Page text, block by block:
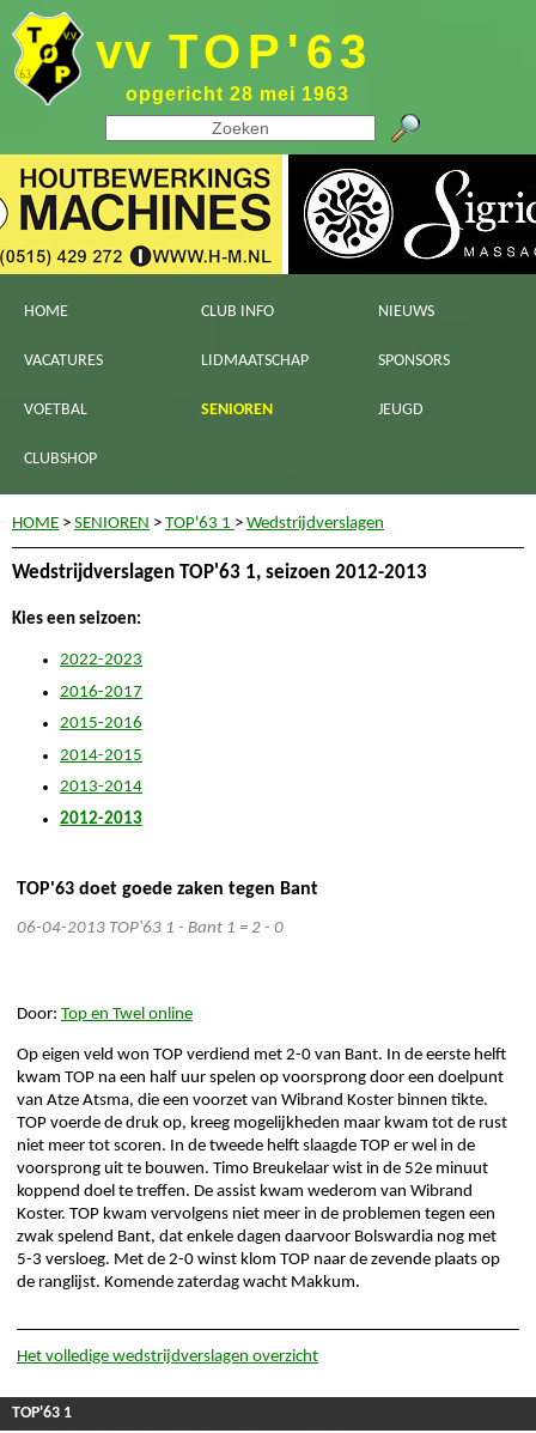
vv TOP'63
opgericht 28 mei 1963
HOME CLUB INFO NIEUWS
VACATURES LIDMAATSCHAP SPONSORS
VOETBAL SENIOREN JEUGD
CLUBSHOP
HOME > SENIOREN > TOP'63 1 > Wedstrijdverslagen
Wedstrijdverslagen TOP'63 1, seizoen 2012-2013
Kies een seizoen:
2022-2023
2016-2017
2015-2016
2014-2015
2013-2014
2012-2013
TOP'63 doet goede zaken tegen Bant
06-04-2013 TOP'63 1 - Bant 1 = 2 - 0
Door: Top en Twel online
Op eigen veld won TOP verdiend met 2-0 van Bant. In de eerste helft
kwam TOP na een half uur spelen op voorsprong door een doelpunt
van Atze Atsma, die een voorzet van Wibrand Koster binnen tikte.
TOP voerde de druk op, kreeg mogelijkheden maar kwam tot de rust
niet meer tot scoren. In de tweede helft slaagde TOP er wel in de
voorsprong uit te bouwen. Timo Breukelaar wist in de 52e minuut
koppend doel te treffen. De assist kwam wederom van Wibrand
Koster. TOP kwam vervolgens niet meer in de problemen tegen een
zwak spelend Bant, dat enkele dagen daarvoor Bolswardia nog met
5-3 versloeg. Met de 2-0 winst klom TOP naar de zevende plaats op
de ranglijst. Komende zaterdag wacht Makkum.
Het volledige wedstrijdverslagen overzicht
TOP'63 1